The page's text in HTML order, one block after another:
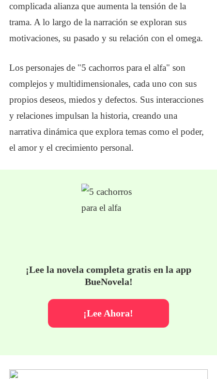
complicada alianza que aumenta la tensión de la
trama. A lo largo de la narración se exploran sus
motivaciones, su pasado y su relación con el omega.
Los personajes de "5 cachorros para el alfa" son
complejos y multidimensionales, cada uno con sus
propios deseos, miedos y defectos. Sus interacciones
y relaciones impulsan la historia, creando una
narrativa dinámica que explora temas como el poder,
el amor y el crecimiento personal.
¡Lee la novela completa gratis en la app
BueNovela!
¡Lee Ahora!